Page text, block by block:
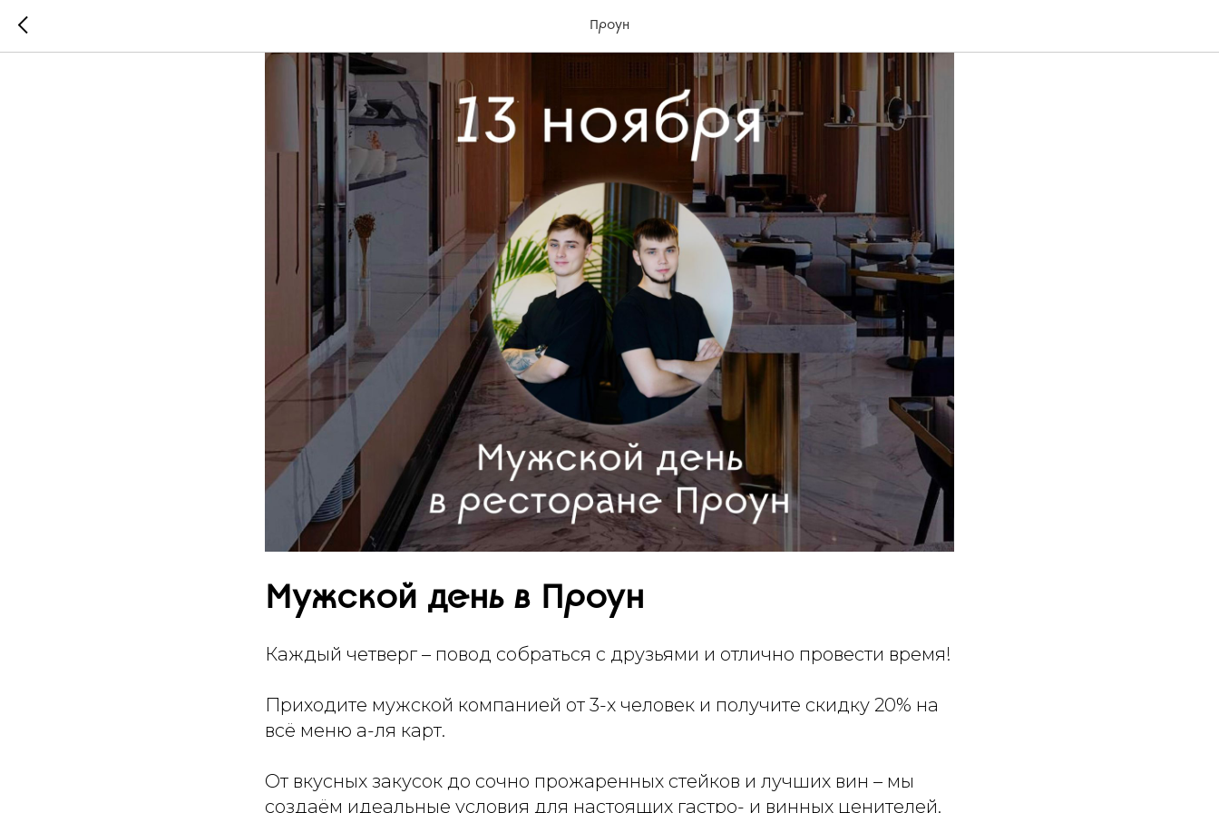
Проун
Мужской день в Проун
Каждый четверг – повод собраться с друзьями и отлично провести время!
Приходите мужской компанией от 3-х человек и получите скидку 20% на
всё меню а-ля карт.
От вкусных закусок до сочно прожаренных стейков и лучших вин – мы
создаём идеальные условия для настоящих гастро- и винных ценителей.